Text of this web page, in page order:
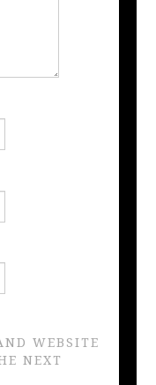
WEBSITE
NEXT